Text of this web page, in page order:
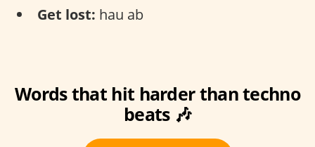
Get lost: hau ab
Words that hit harder than techno
beats 🎶